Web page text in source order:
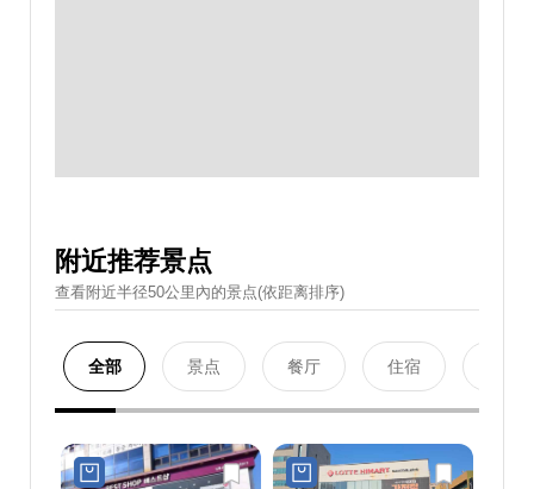
附近推荐景点
查看附近半径50公里內的景点(依距离排序)
全部 景点 餐厅 住宿